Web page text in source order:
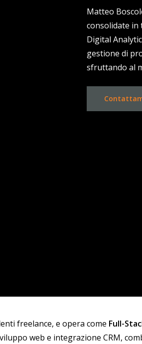
Matteo
consolidate in
Digital
gestione di
sfruttando al
freelance, e opera come Full-
web e integrazione CRM,